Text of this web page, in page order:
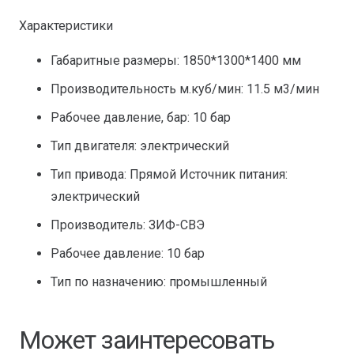
Характеристики
Габаритные размеры: 1850*1300*1400 мм
Производительность м.куб/мин: 11.5 м3/мин
Рабочее давление, бар: 10 бар
Тип двигателя: электрический
Тип привода: Прямой Источник питания:
электрический
Производитель: ЗИФ-СВЭ
Рабочее давление: 10 бар
Тип по назначению: промышленный
Может заинтересовать